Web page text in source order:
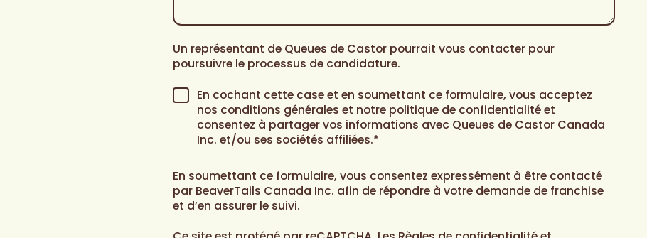
aimez
le
plus
dans
la
marque?*
Un représentant de Queues de Castor pourrait vous contacter pour
poursuivre le processus de candidature.
Consentement*
En cochant cette case et en soumettant ce formulaire, vous acceptez
nos conditions générales et notre politique de confidentialité et
consentez à partager vos informations avec Queues de Castor Canada
Inc. et/ou ses sociétés affiliées.*
En soumettant ce formulaire, vous consentez expressément à être contacté
par BeaverTails Canada Inc. afin de répondre à votre demande de franchise
et d’en assurer le suivi.